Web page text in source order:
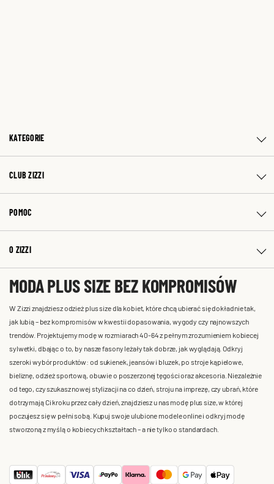
KATEGORIE
CLUB ZIZZI
POMOC
O ZIZZI
MODA PLUS SIZE BEZ KOMPROMISÓW
W Zizzi znajdziesz odzież plus size dla kobiet, które chcą ubierać się dokładnie tak,
jak lubią – bez kompromisów w kwestii dopasowania, wygody czy najnowszych
trendów. Projektujemy modę w rozmiarach 40-64 z pełnym zrozumieniem kobiecej
sylwetki, dbając o to, by nasze fasony leżały tak dobrze, jak wyglądają. Odkryj
szeroki wybór produktów: od sukienek, jeansów i bluzek, po stroje kąpielowe,
bieliznę, odzież sportową, obuwie o poszerzonej tęgości oraz akcesoria. Niezależnie
od tego, czy szukasz nowej stylizacji na co dzień, stroju na imprezę, czy ubrań, które
dotrzymają Ci kroku przez cały dzień, znajdziesz u nas modę plus size, w której
poczujesz się w pełni sobą. Kupuj swoje ulubione modele online i odkryj modę
stworzoną z myślą o kobiecych kształtach – a nie tylko o standardach.